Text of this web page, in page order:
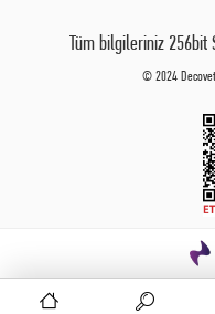
Tüm bilgileriniz 256bit
© 2024